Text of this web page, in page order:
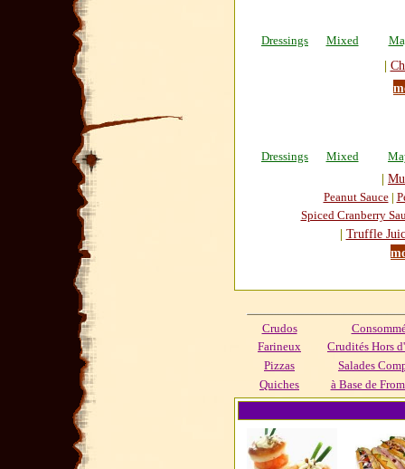
Dressings Mixed
|
Dressings Mixed
|
Peanut Sauce |
Spiced Cranberry
| Truffle
Crudos
Farineux
Crudités Hors
Pizzas
Salades
Quiches
à Base de